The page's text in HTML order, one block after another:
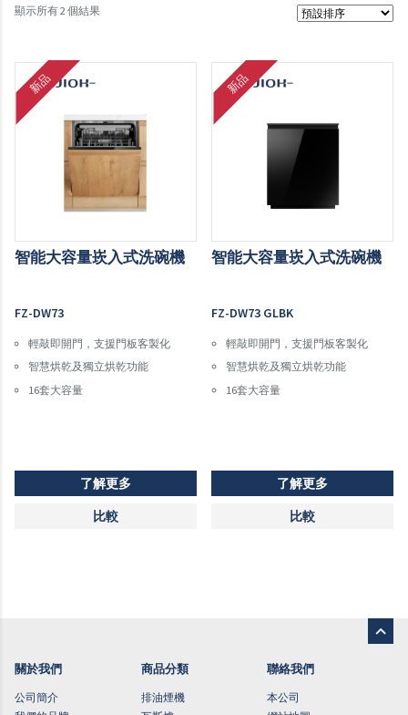
顯示所有 2 個結果
新品
智能大容量崁入式洗碗機
FZ-DW73
輕敲即開門，支援門板客製化
智慧烘乾及獨立烘乾功能
16套大容量
了解更多
比較
新品
智能大容量崁入式洗碗機
FZ-DW73 GLBK
輕敲即開門，支援門板客製化
智慧烘乾及獨立烘乾功能
16套大容量
了解更多
比較
關於我們
公司簡介
商品分類
排油煙機
聯絡我們
本公司